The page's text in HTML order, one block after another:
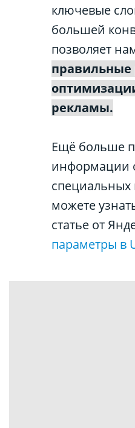
ключевые
большей
позволяет
правильные
рекламы.
Ещё больше
информации
можете
статье от
параметры в